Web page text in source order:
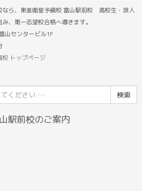
なら、東進衛星予備校 富山駅前校 高校生・浪人
、第一志望校合格へ導きます。
山センタービル1F
校 トップページ
駅前校のご案内